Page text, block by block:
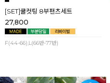
[SET]쿨컷팅 8부팬츠세트
27,800
F(44-66),L(66반-77반)